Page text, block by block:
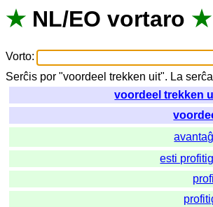
★ NL/EO vortaro ★
Vorto:
Serĉis por "voordeel trekken uit". La
voordeel trekken
esti